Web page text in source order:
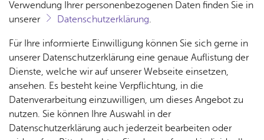
Rat­
haus &
Bür­
ger­
ser­vice
Rat­
häu­ser
Nach­
rich­
ten,
Vi­de­os
& Bil­
der
Me­di­
Jobs
Stel­
len­an­
ge­bo­te
Aus­bil­
dung &
Stu­di­
Bauen
& Um­
welt
Geo­
da­ten
Ge­
sund­
heit &
kum
Gehen
Mitt­woch, 12. Ok­to­ber 2011
Ein Theaterspektakel zum Stadtjubiläum vom
Verwendung Ihrer personenbezogenen Daten finden Sie in
unserer
Datenschutzerklärung.
Für Ihre informierte Einwilligung können Sie sich gerne in
unserer Datenschutzerklärung eine genaue Auflistung der
Dienste, welche wir auf unserer Webseite einsetzen,
ansehen. Es besteht keine Verpflichtung, in die
Datenverarbeitung einzuwilligen, um dieses Angebot zu
nutzen. Sie können Ihre Auswahl in der
Datenschutzerklärung auch jederzeit bearbeiten oder